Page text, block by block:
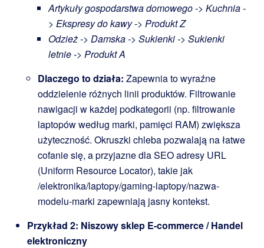
Artykuły gospodarstwa domowego -> Kuchnia -
> Ekspresy do kawy -> Produkt Z
Odzież -> Damska -> Sukienki -> Sukienki
letnie -> Produkt A
Dlaczego to działa: Zapewnia to wyraźne
oddzielenie różnych linii produktów. Filtrowanie
nawigacji w każdej podkategorii (np. filtrowanie
laptopów według marki, pamięci RAM) zwiększa
użyteczność. Okruszki chleba pozwalają na łatwe
cofanie się, a przyjazne dla SEO adresy URL
(Uniform Resource Locator), takie jak
/elektronika/laptopy/gaming-laptopy/nazwa-
modelu-marki zapewniają jasny kontekst.
Przykład 2: Niszowy sklep E-commerce / Handel
elektroniczny